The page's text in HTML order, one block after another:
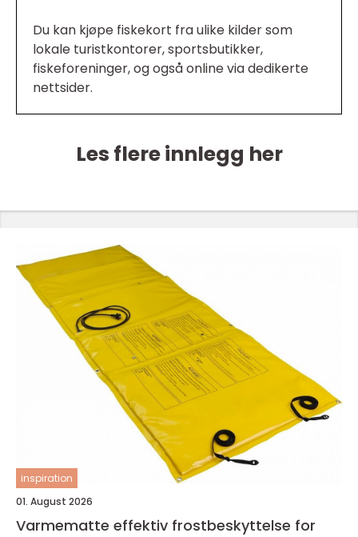
Du kan kjøpe fiskekort fra ulike kilder som
lokale turistkontorer, sportsbutikker,
fiskeforeninger, og også online via dedikerte
nettsider.
Les flere innlegg her
inspiration
01. August 2026
Varmematte effektiv frostbeskyttelse for